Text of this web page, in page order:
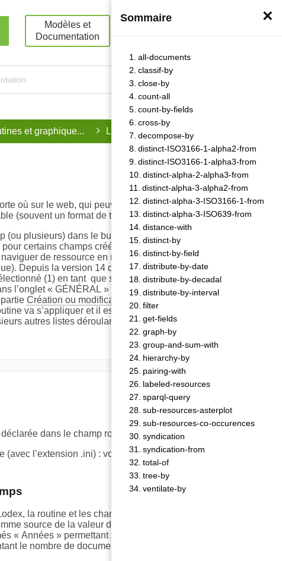
Modèles et
Documentation
Démarrez
avec nous
et graphique... Les routines
où sur le web, qui peuvent effectuer des agrégations,
(souvent un format de type graphique).
(ou plusieurs) dans le but de créer un flux JSON
certains champs créés dans la partie « Ressource
de ressource en ressource en fonction des
Depuis la version 14 de LODEX, les routines
(1) en tant que source de la valeur du champ à
l’onglet « GÉNÉRAL » lors de la création d’un champ
Création ou modification d’un modèle
). Une
va s’appliquer et il est aussi possible d’ajouter
autres listes déroulantes (5) afin de sélectionner des
dans le champ routine du fichier de configuration.
(avec l’extension .ini) : voir la partie «Les paramètres
la routine et les champs sur laquelle elle s’applique
source de la valeur du champ. Ci-dessous, un
« Années » permettant ainsi l’accès à la production d’un
le nombre de documents publiés par année.
Sommaire ×
all-documents
classif-by
close-by
count-all
count-by-fields
cross-by
decompose-by
distinct-ISO3166-1-alpha2-from
distinct-ISO3166-1-alpha3-from
distinct-alpha-2-alpha3-from
distinct-alpha-3-alpha2-from
distinct-alpha-3-ISO3166-1-from
distinct-alpha-3-ISO639-from
distance-with
distinct-by
distinct-by-field
distribute-by-date
distribute-by-decadal
distribute-by-interval
filter
get-fields
graph-by
group-and-sum-with
hierarchy-by
pairing-with
labeled-resources
sparql-query
sub-resources-asterplot
sub-resources-co-occurences
syndication
syndication-from
total-of
tree-by
ventilate-by